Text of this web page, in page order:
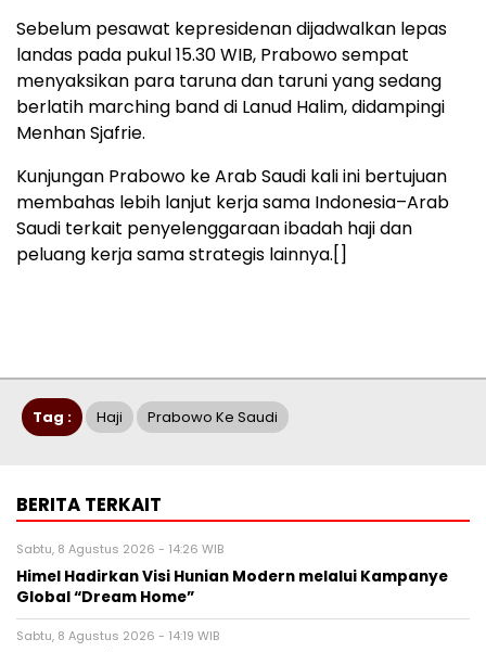
Sebelum pesawat kepresidenan dijadwalkan lepas
landas pada pukul 15.30 WIB, Prabowo sempat
menyaksikan para taruna dan taruni yang sedang
berlatih marching band di Lanud Halim, didampingi
Menhan Sjafrie.
Kunjungan Prabowo ke Arab Saudi kali ini bertujuan
membahas lebih lanjut kerja sama Indonesia–Arab
Saudi terkait penyelenggaraan ibadah haji dan
peluang kerja sama strategis lainnya.[]
Tag : Haji Prabowo Ke Saudi
BERITA TERKAIT
Sabtu, 8 Agustus 2026 - 14:26 WIB
Himel Hadirkan Visi Hunian Modern melalui Kampanye
Global “Dream Home”
Sabtu, 8 Agustus 2026 - 14:19 WIB